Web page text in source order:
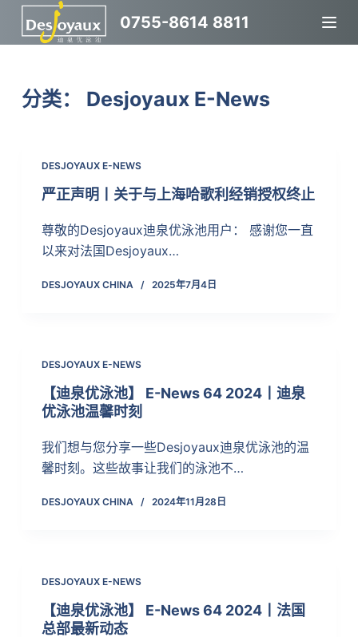
跳
过
容
0755-8614 8811
分类： Desjoyaux E-News
DESJOYAUX E-NEWS
严正声明丨关于与上海哈歌利经销授权终止
尊敬的Desjoyaux迪泉优泳池用户： 感谢您一直
以来对法国Desjoyaux…
DESJOYAUX CHINA 2025年7月4日
DESJOYAUX E-NEWS
【迪泉优泳池】 E-News 64 2024丨迪泉
优泳池温馨时刻
我们想与您分享一些Desjoyaux迪泉优泳池的温
馨时刻。这些故事让我们的泳池不…
DESJOYAUX CHINA 2024年11月28日
DESJOYAUX E-NEWS
【迪泉优泳池】 E-News 64 2024丨法国
总部最新动态